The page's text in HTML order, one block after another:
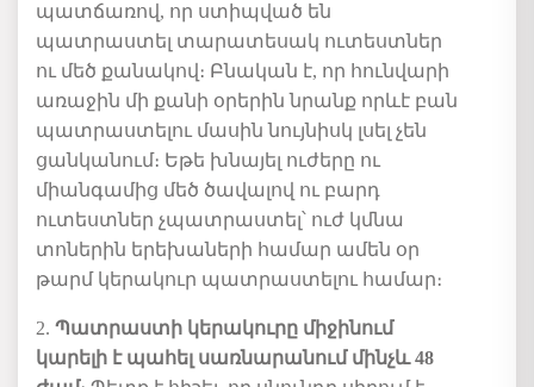
պատճառով, որ ստիպված են
պատրաստել տարատեսակ ուտեստներ
ու մեծ քանակով։ Բնական է, որ հունվարի
առաջին մի քանի օրերին նրանք որևէ բան
պատրաստելու մասին նույնիսկ լսել չեն
ցանկանում։ Եթե խնայել ուժերը ու
միանգամից մեծ ծավալով ու բարդ
ուտեստներ չպատրաստել՝ ուժ կմնա
տոներին երեխաների համար ամեն օր
թարմ կերակուր պատրաստելու համար։
2. Պատրաստի կերակուրը միջինում
կարելի է պահել սառնարանում մինչև 48